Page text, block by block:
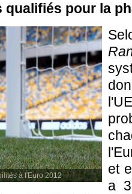
qualifiés pour la
à l'Euro 2012
et
a